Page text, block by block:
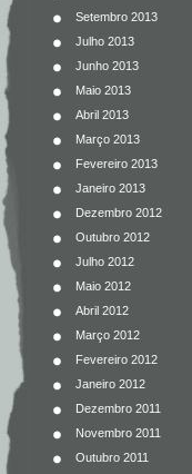
Setembro 2013
Julho 2013
Junho 2013
Maio 2013
Abril 2013
Março 2013
Fevereiro 2013
Janeiro 2013
Dezembro 2012
Outubro 2012
Julho 2012
Maio 2012
Abril 2012
Março 2012
Fevereiro 2012
Janeiro 2012
Dezembro 2011
Novembro 2011
Outubro 2011